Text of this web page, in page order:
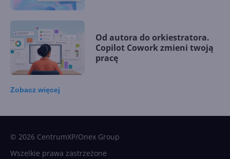
Od autora do orkiestratora.
Copilot Cowork zmieni twoją
pracę
Zobacz więcej
© 2026 CentrumXP/Onex Group
Wszelkie prawa zastrzeżone